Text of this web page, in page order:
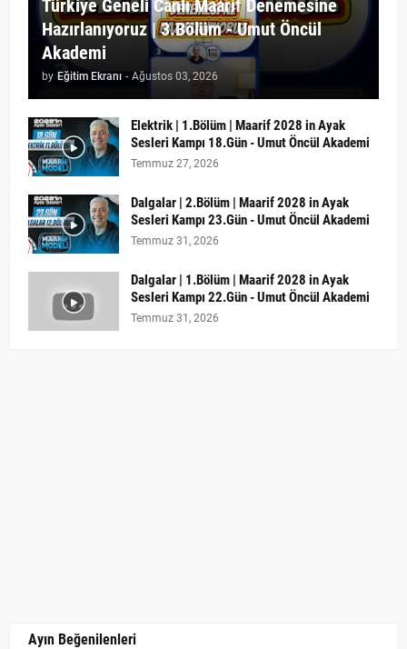
Türkiye Geneli Canlı Maarif Denemesine
Hazırlanıyoruz | 3.Bölüm - Umut Öncül
Akademi
by Eğitim Ekranı - Ağustos 03, 2026
Elektrik | 1.Bölüm | Maarif 2028 in Ayak
Sesleri Kampı 18.Gün - Umut Öncül Akademi
Temmuz 27, 2026
Dalgalar | 2.Bölüm | Maarif 2028 in Ayak
Sesleri Kampı 23.Gün - Umut Öncül Akademi
Temmuz 31, 2026
Dalgalar | 1.Bölüm | Maarif 2028 in Ayak
Sesleri Kampı 22.Gün - Umut Öncül Akademi
Temmuz 31, 2026
Ayın Beğenilenleri